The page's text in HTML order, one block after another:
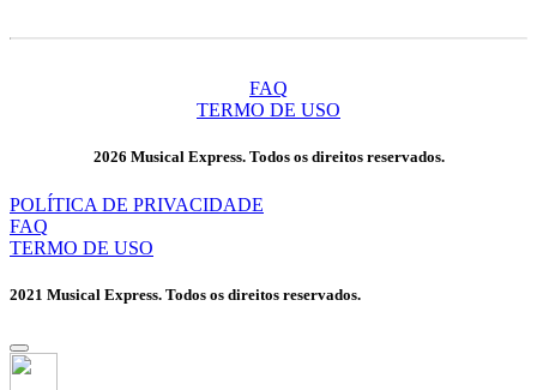
FAQ
TERMO DE USO
2026 Musical Express. Todos os direitos reservados.
POLÍTICA DE PRIVACIDADE
FAQ
TERMO DE USO
2021 Musical Express. Todos os direitos reservados.